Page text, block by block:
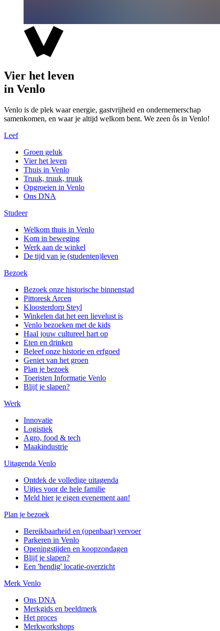
Vier het leven
in Venlo
Venlo is de plek waar energie, gastvrijheid en ondernemerschap
samenkomen, en waar je altijd welkom bent. We zeen ôs in Venlo!
Leef
Groen geluk
Vier het leven
Thuis in Venlo
Truuk, truuk, truuk
Opgroeien in Venlo
Ons DNA
Studeer
Welkom thuis in Venlo
Kom in beweging
Werk aan de winkel
De tijd van je (studenten)leven
Bezoek
Bezoek onze historische binnenstad
Pittoresk Arcen
Kloosterdorp Steyl
Winkelen dat het een lievelust is
Venlo bezoeken met de kids
Haal jouw cultureel hart op
Eten en drinken
Beleef onze historie en erfgoed
Geniet van het groen
Plan je bezoek
Toeristen Informatie Venlo
Blijf je slapen?
Werk
Innovatie
Logistiek
Agro, food & tech
Maakindustrie
Uitagenda Venlo
Ontdek de volledige uitagenda
Uitjes voor de hele familie
Meld hier je eigen evenement aan!
Plan je bezoek
Bereikbaarheid en (openbaar) vervoer
Parkeren in Venlo
Openingstijden en koopzondagen
Blijf je slapen?
Een 'hendig' locatie-overzicht
Merk Venlo
Ons DNA
Merkgids en beeldmerk
Het proces
Merkworkshops